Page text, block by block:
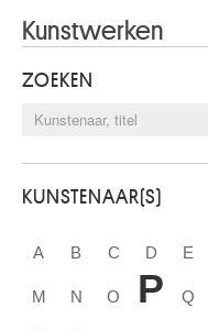
Kunstwerken
ZOEKEN
KUNSTENAAR(S)
A B C D E
M N O P Q